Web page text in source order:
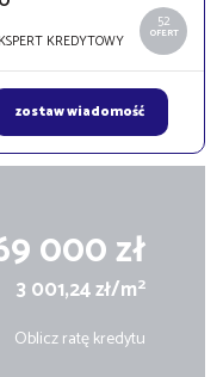
52
OFERT
KREDYTOWY
zostaw wiadomość
000 zł
3 001,24 zł/m2
Oblicz ratę kredytu